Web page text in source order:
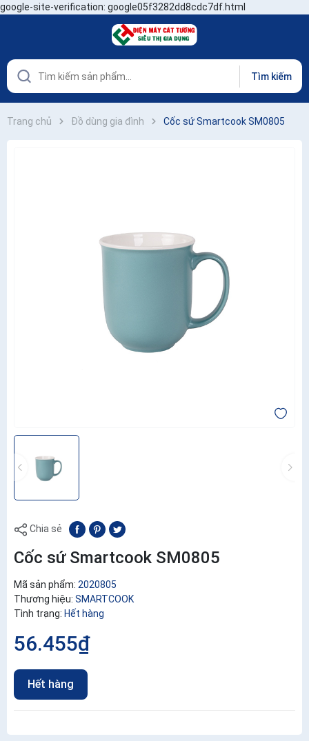
google-site-verification: google05f3282dd8cdc7df.html
Tìm kiếm
Trang chủ Đồ dùng gia đình Cốc sứ Smartcook SM0805
Chia sẻ
Cốc sứ Smartcook SM0805
Mã sản phẩm: 2020805
Thương hiệu: SMARTCOOK
Tình trạng: Hết hàng
56.455₫
Hết hàng